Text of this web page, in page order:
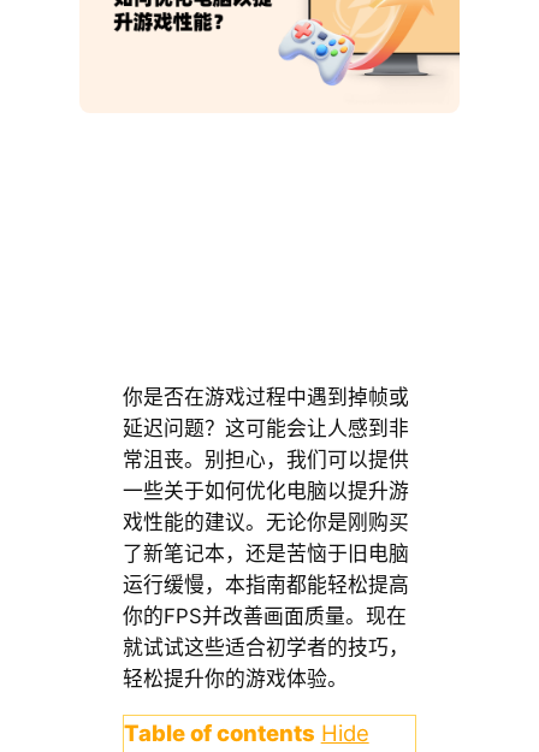
你是否在游戏过程中遇到掉帧或
延迟问题？这可能会让人感到非
常沮丧。别担心，我们可以提供
一些关于如何优化电脑以提升游
戏性能的建议。无论你是刚购买
了新笔记本，还是苦恼于旧电脑
运行缓慢，本指南都能轻松提高
你的FPS并改善画面质量。现在
就试试这些适合初学者的技巧，
轻松提升你的游戏体验。
Table of contents Hide